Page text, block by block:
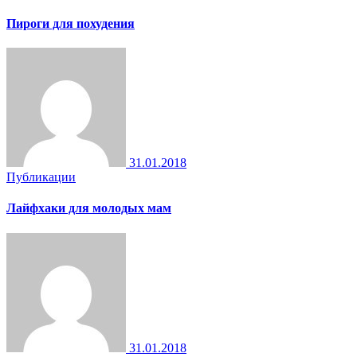
Пироги для похудения
31.01.2018
Публикации
Лайфхаки для молодых мам
31.01.2018